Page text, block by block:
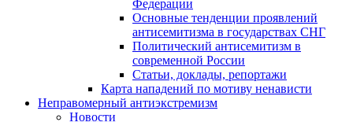
Федерации
Основные тенденции проявлений
антисемитизма в государствах СНГ
Политический антисемитизм в
современной России
Статьи, доклады, репортажи
Карта нападений по мотиву ненависти
Неправомерный антиэкстремизм
Новости